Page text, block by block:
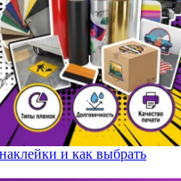
и как выбрать